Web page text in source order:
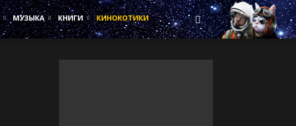
МУЗЫКА КНИГИ КИНОКОТИКИ